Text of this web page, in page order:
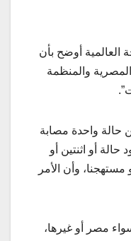
أوضح بأن
والمنظمة
حالة واحدة مصابة
أو اثنتين أو
وأن الأمر
مصر أو غيرها،